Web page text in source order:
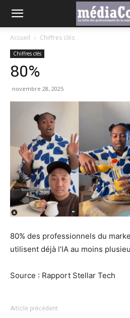
Accueil Chiffres clés
Chiffres clés
80%
novembre 28, 2025
80% des professionnels du
utilisent déjà l’IA au moins
Source : Rapport Stellar Tech
Article précédent